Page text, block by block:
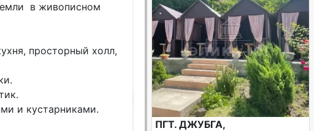
в живописном
просторный холл,
и кустарниками.
ПГТ. ДЖУБГА,